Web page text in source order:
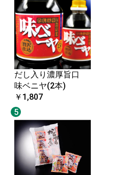
だし入り濃厚旨口
味ベニヤ(2本)
￥1,807
5